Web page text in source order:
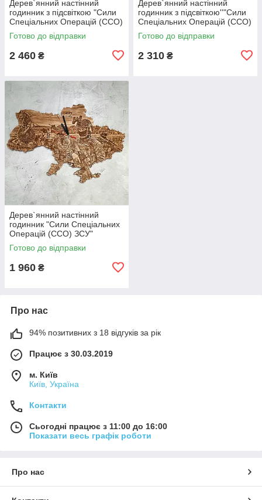
Дерев`янний настінний
годинник з підсвіткою "Сили
Спеціальних Операцій (ССО)
ЗСУ"
Готово до відправки
2 460 ₴
Дерев`янний настінний
годинник з підсвіткою''"Сили
Спеціальних Операцій (ССО)
ЗСУ"
Готово до відправки
2 310 ₴
Дерев`янний настінний
годинник "Сили Спеціальних
Операцій (ССО) ЗСУ"
Готово до відправки
1 960 ₴
Про нас
94% позитивних з 18 відгуків за рік
Працює з 30.03.2019
м. Київ
Київ, Україна
Контакти
Сьогодні працює з 11:00 до 16:00
Показати весь графік роботи
Про нас